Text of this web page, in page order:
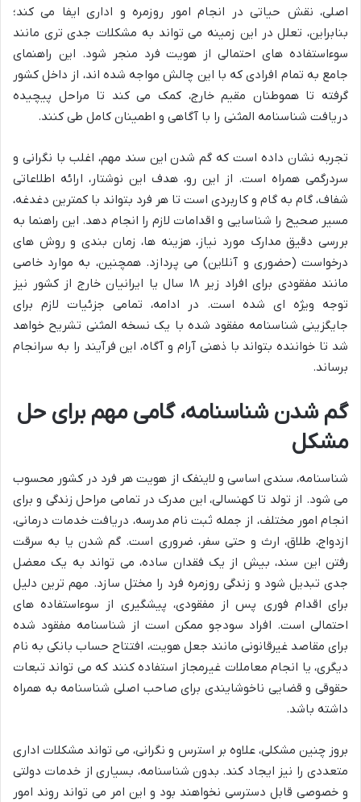
اصلی، نقش حیاتی در انجام امور روزمره و اداری ایفا می کند؛
بنابراین، تعلل در این زمینه می تواند به مشکلات جدی تری مانند
سوءاستفاده های احتمالی از هویت فرد منجر شود. این راهنمای
جامع به تمام افرادی که با این چالش مواجه شده اند، از داخل کشور
گرفته تا هموطنان مقیم خارج، کمک می کند تا مراحل پیچیده
دریافت شناسنامه المثنی را با آگاهی و اطمینان کامل طی کنند.
تجربه نشان داده است که گم شدن این سند مهم، اغلب با نگرانی و
سردرگمی همراه است. از این رو، هدف این نوشتار، ارائه اطلاعاتی
شفاف، گام به گام و کاربردی است تا هر فرد بتواند با کمترین دغدغه،
مسیر صحیح را شناسایی و اقدامات لازم را انجام دهد. این راهنما به
بررسی دقیق مدارک مورد نیاز، هزینه ها، زمان بندی و روش های
درخواست (حضوری و آنلاین) می پردازد. همچنین، به موارد خاصی
مانند مفقودی برای افراد زیر ۱۸ سال یا ایرانیان خارج از کشور نیز
توجه ویژه ای شده است. در ادامه، تمامی جزئیات لازم برای
جایگزینی شناسنامه مفقود شده با یک نسخه المثنی تشریح خواهد
شد تا خواننده بتواند با ذهنی آرام و آگاه، این فرآیند را به سرانجام
برساند.
گم شدن شناسنامه، گامی مهم برای حل
مشکل
شناسنامه، سندی اساسی و لاینفک از هویت هر فرد در کشور محسوب
می شود. از تولد تا کهنسالی، این مدرک در تمامی مراحل زندگی و برای
انجام امور مختلف، از جمله ثبت نام مدرسه، دریافت خدمات درمانی،
ازدواج، طلاق، ارث و حتی سفر، ضروری است. گم شدن یا به سرقت
رفتن این سند، بیش از یک فقدان ساده، می تواند به یک معضل
جدی تبدیل شود و زندگی روزمره فرد را مختل سازد. مهم ترین دلیل
برای اقدام فوری پس از مفقودی، پیشگیری از سوءاستفاده های
احتمالی است. افراد سودجو ممکن است از شناسنامه مفقود شده
برای مقاصد غیرقانونی مانند جعل هویت، افتتاح حساب بانکی به نام
دیگری، یا انجام معاملات غیرمجاز استفاده کنند که می تواند تبعات
حقوقی و قضایی ناخوشایندی برای صاحب اصلی شناسنامه به همراه
داشته باشد.
بروز چنین مشکلی، علاوه بر استرس و نگرانی، می تواند مشکلات اداری
متعددی را نیز ایجاد کند. بدون شناسنامه، بسیاری از خدمات دولتی
و خصوصی قابل دسترسی نخواهند بود و این امر می تواند روند امور